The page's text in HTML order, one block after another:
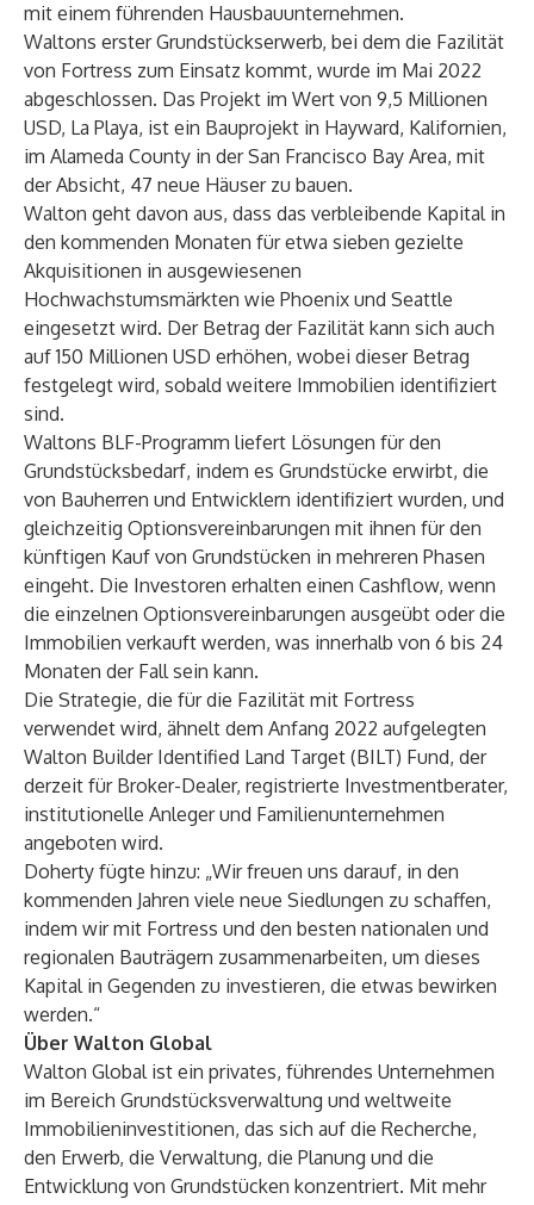
mit einem führenden Hausbauunternehmen.
Waltons erster Grundstückserwerb, bei dem die Fazilität
von Fortress zum Einsatz kommt, wurde im Mai 2022
abgeschlossen. Das Projekt im Wert von 9,5 Millionen
USD, La Playa, ist ein Bauprojekt in Hayward, Kalifornien,
im Alameda County in der San Francisco Bay Area, mit
der Absicht, 47 neue Häuser zu bauen.
Walton geht davon aus, dass das verbleibende Kapital in
den kommenden Monaten für etwa sieben gezielte
Akquisitionen in ausgewiesenen
Hochwachstumsmärkten wie Phoenix und Seattle
eingesetzt wird. Der Betrag der Fazilität kann sich auch
auf 150 Millionen USD erhöhen, wobei dieser Betrag
festgelegt wird, sobald weitere Immobilien identifiziert
sind.
Waltons BLF-Programm liefert Lösungen für den
Grundstücksbedarf, indem es Grundstücke erwirbt, die
von Bauherren und Entwicklern identifiziert wurden, und
gleichzeitig Optionsvereinbarungen mit ihnen für den
künftigen Kauf von Grundstücken in mehreren Phasen
eingeht. Die Investoren erhalten einen Cashflow, wenn
die einzelnen Optionsvereinbarungen ausgeübt oder die
Immobilien verkauft werden, was innerhalb von 6 bis 24
Monaten der Fall sein kann.
Die Strategie, die für die Fazilität mit Fortress
verwendet wird, ähnelt dem Anfang 2022 aufgelegten
Walton Builder Identified Land Target (BILT) Fund, der
derzeit für Broker-Dealer, registrierte Investmentberater,
institutionelle Anleger und Familienunternehmen
angeboten wird.
Doherty fügte hinzu: „Wir freuen uns darauf, in den
kommenden Jahren viele neue Siedlungen zu schaffen,
indem wir mit Fortress und den besten nationalen und
regionalen Bauträgern zusammenarbeiten, um dieses
Kapital in Gegenden zu investieren, die etwas bewirken
werden.“
Über Walton Global
Walton Global ist ein privates, führendes Unternehmen
im Bereich Grundstücksverwaltung und weltweite
Immobilieninvestitionen, das sich auf die Recherche,
den Erwerb, die Verwaltung, die Planung und die
Entwicklung von Grundstücken konzentriert. Mit mehr